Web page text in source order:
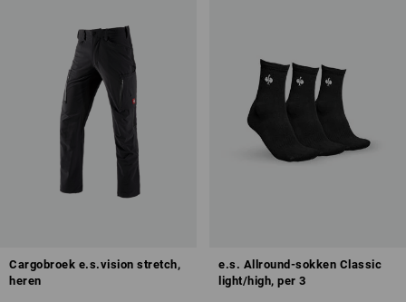
Cargobroek e.s.vision stretch,
heren
e.s. Allround-sokken Classic
light/high, per 3